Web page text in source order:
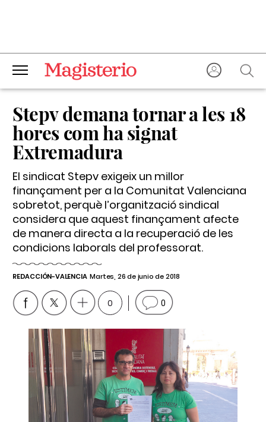
Stepv demana tornar a les 18
hores com ha signat
Extremadura
El sindicat Stepv exigeix un millor
finançament per a la Comunitat Valenciana
sobretot, perquè l’organització sindical
considera que aquest finançament afecte
de manera directa a la recuperació de les
condicions laborals del professorat.
REDACCIÓN-VALENCIA Martes, 26 de junio de 2018
0 0